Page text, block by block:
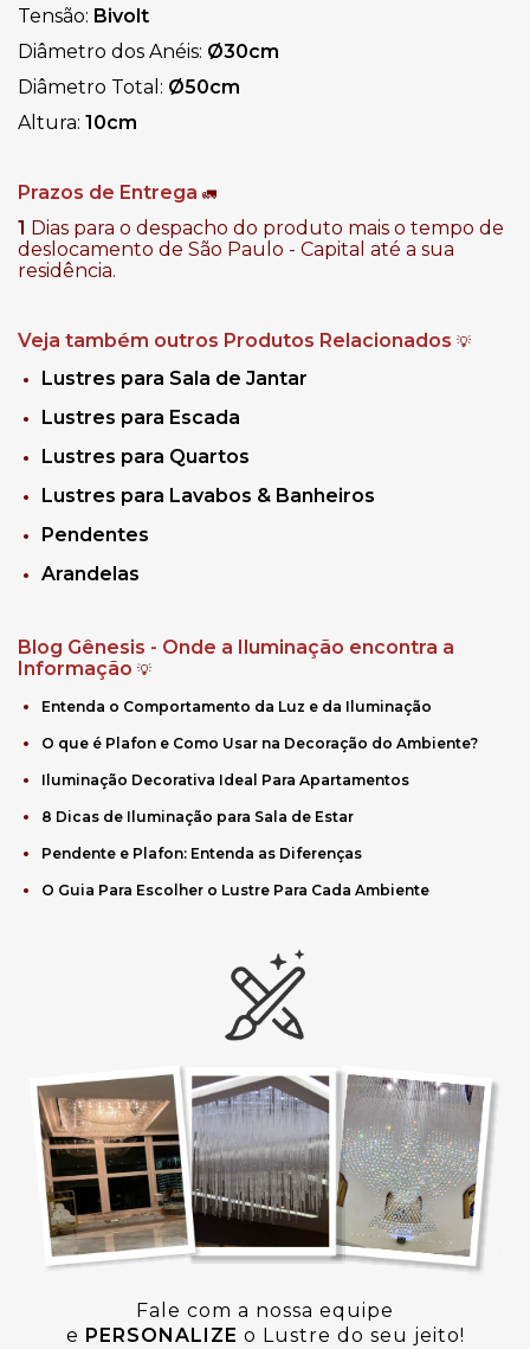
Tensão: Bivolt
Diâmetro dos Anéis: Ø30cm
Diâmetro Total: Ø50cm
Altura: 10cm
Prazos de Entrega 🚛
1 Dias para o despacho do produto mais o tempo de
deslocamento de São Paulo - Capital até a sua
residência.
Veja também outros Produtos Relacionados 💡
Lustres para Sala de Jantar
Lustres para Escada
Lustres para Quartos
Lustres para Lavabos & Banheiros
Pendentes
Arandelas
Blog Gênesis - Onde a Iluminação encontra a
Informação 💡
Entenda o Comportamento da Luz e da Iluminação
O que é Plafon e Como Usar na Decoração do Ambiente?
Iluminação Decorativa Ideal Para Apartamentos
8 Dicas de Iluminação para Sala de Estar
Pendente e Plafon: Entenda as Diferenças
O Guia Para Escolher o Lustre Para Cada Ambiente
Fale com a nossa equipe
e PERSONALIZE o Lustre do seu jeito!